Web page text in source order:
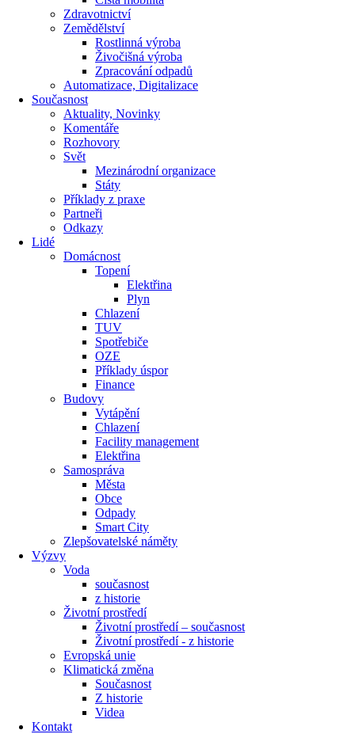
Zdravotnictví
Zemědělství
Rostlinná výroba
Živočišná výroba
Zpracování odpadů
Automatizace, Digitalizace
Současnost
Aktuality, Novinky
Komentáře
Rozhovory
Svět
Mezinárodní organizace
Státy
Příklady z praxe
Partneři
Odkazy
Lidé
Domácnost
Topení
Elektřina
Plyn
Chlazení
TUV
Spotřebiče
OZE
Příklady úspor
Finance
Budovy
Vytápění
Chlazení
Facility management
Elektřina
Samospráva
Města
Obce
Odpady
Smart City
Zlepšovatelské náměty
Výzvy
Voda
současnost
z historie
Životní prostředí
Životní prostředí – současnost
Životní prostředí ​- z historie
Evropská unie
Klimatická změna
Současnost
Z historie
Videa
Kontakt